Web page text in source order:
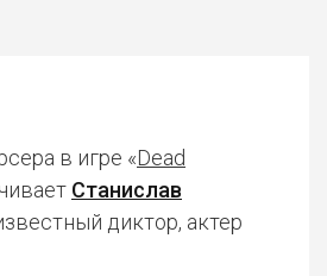
в игре «Dead
Станислав
диктор, актер